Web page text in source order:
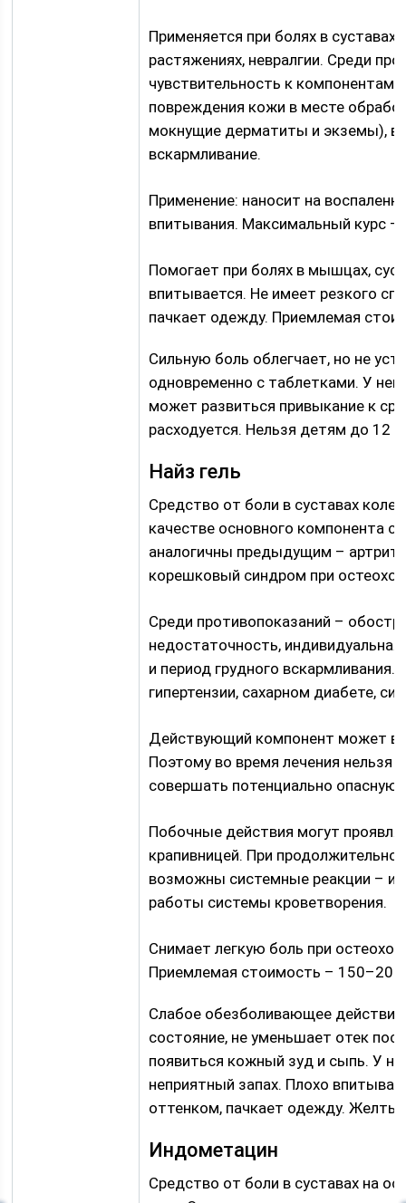
Применяется при болях в
растяжениях, невралгии. Среди
чувствительность к компонентам
повреждения кожи в месте
мокнущие дерматиты и экземы),
вскармливание.
Применение: наносит на
впитывания. Максимальный курс –
Помогает при болях в мышцах,
впитывается. Не имеет резкого
пачкает одежду. Приемлемая
Сильную боль облегчает, но не
одновременно с таблетками. У
может развиться привыкание к
расходуется. Нельзя детям до 12
Найз гель
Средство от боли в суставах
качестве основного компонента
аналогичны предыдущим –
корешковый синдром при
Среди противопоказаний –
недостаточность,
и период грудного
гипертензии, сахарном диабете,
Действующий компонент может
Поэтому во время лечения нельзя
совершать потенциально опасную
Побочные действия могут
крапивницей. При
возможны системные реакции –
работы системы кроветворения.
Снимает легкую боль при
Приемлемая стоимость – 150–200
Слабое обезболивающее
состояние, не уменьшает отек
появиться кожный зуд и сыпь. У
неприятный запах. Плохо
оттенком, пачкает одежду.
Индометацин
Средство от боли в суставах на